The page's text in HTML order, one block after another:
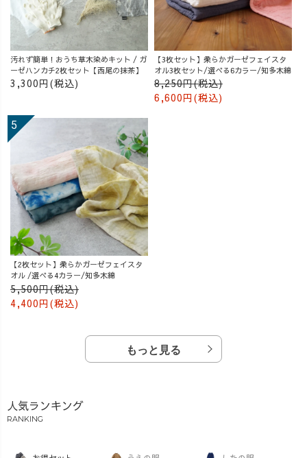
汚れず簡単！おうち草木染めキット / ガ
ーゼハンカチ2枚セット【西尾の抹茶】
3,300円(税込)
【3枚セット】柔らかガーゼフェイスタ
オル3枚セット/選べる6カラー/知多木綿
8,250円(税込)
6,600円(税込)
【2枚セット】柔らかガーゼフェイスタ
オル /選べる4カラー/知多木綿
5,500円(税込)
4,400円(税込)
もっと見る
人気ランキング
RANKING